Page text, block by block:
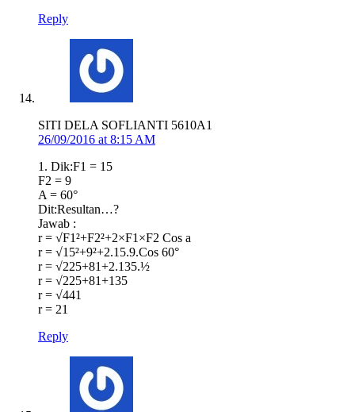
Reply
SITI DELA SOFLIANTI 5610A1
26/09/2016 at 8:15 AM
1. Dik:F1 = 15
F2 = 9
A = 60°
Dit:Resultan…?
Jawab :
r = √F1²+F2²+2×F1×F2 Cos a
r = √15²+9²+2.15.9.Cos 60°
r = √225+81+2.135.½
r = √225+81+135
r = √441
r = 21
Reply